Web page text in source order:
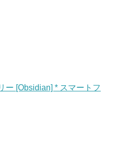
ー [Obsidian] * スマートフ